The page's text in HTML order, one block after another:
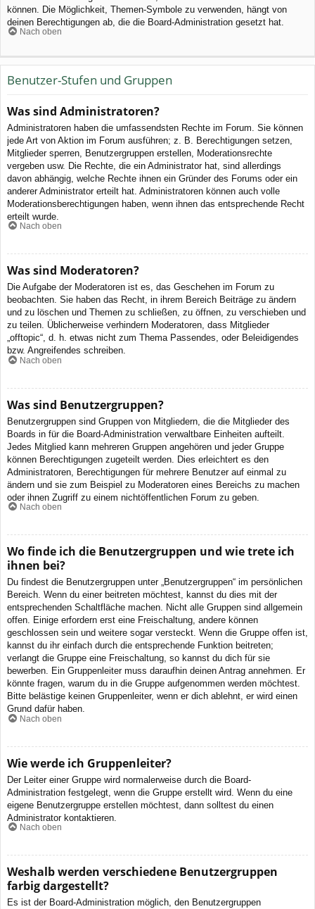
können. Die Möglichkeit, Themen-Symbole zu verwenden, hängt von
deinen Berechtigungen ab, die die Board-Administration gesetzt hat.
Nach oben
Benutzer-Stufen und Gruppen
Was sind Administratoren?
Administratoren haben die umfassendsten Rechte im Forum. Sie können
jede Art von Aktion im Forum ausführen; z. B. Berechtigungen setzen,
Mitglieder sperren, Benutzergruppen erstellen, Moderationsrechte
vergeben usw. Die Rechte, die ein Administrator hat, sind allerdings
davon abhängig, welche Rechte ihnen ein Gründer des Forums oder ein
anderer Administrator erteilt hat. Administratoren können auch volle
Moderationsberechtigungen haben, wenn ihnen das entsprechende Recht
erteilt wurde.
Nach oben
Was sind Moderatoren?
Die Aufgabe der Moderatoren ist es, das Geschehen im Forum zu
beobachten. Sie haben das Recht, in ihrem Bereich Beiträge zu ändern
und zu löschen und Themen zu schließen, zu öffnen, zu verschieben und
zu teilen. Üblicherweise verhindern Moderatoren, dass Mitglieder
„offtopic“, d. h. etwas nicht zum Thema Passendes, oder Beleidigendes
bzw. Angreifendes schreiben.
Nach oben
Was sind Benutzergruppen?
Benutzergruppen sind Gruppen von Mitgliedern, die die Mitglieder des
Boards in für die Board-Administration verwaltbare Einheiten aufteilt.
Jedes Mitglied kann mehreren Gruppen angehören und jeder Gruppe
können Berechtigungen zugeteilt werden. Dies erleichtert es den
Administratoren, Berechtigungen für mehrere Benutzer auf einmal zu
ändern und sie zum Beispiel zu Moderatoren eines Bereichs zu machen
oder ihnen Zugriff zu einem nichtöffentlichen Forum zu geben.
Nach oben
Wo finde ich die Benutzergruppen und wie trete ich
ihnen bei?
Du findest die Benutzergruppen unter „Benutzergruppen“ im persönlichen
Bereich. Wenn du einer beitreten möchtest, kannst du dies mit der
entsprechenden Schaltfläche machen. Nicht alle Gruppen sind allgemein
offen. Einige erfordern erst eine Freischaltung, andere können
geschlossen sein und weitere sogar versteckt. Wenn die Gruppe offen ist,
kannst du ihr einfach durch die entsprechende Funktion beitreten;
verlangt die Gruppe eine Freischaltung, so kannst du dich für sie
bewerben. Ein Gruppenleiter muss daraufhin deinen Antrag annehmen. Er
könnte fragen, warum du in die Gruppe aufgenommen werden möchtest.
Bitte belästige keinen Gruppenleiter, wenn er dich ablehnt, er wird einen
Grund dafür haben.
Nach oben
Wie werde ich Gruppenleiter?
Der Leiter einer Gruppe wird normalerweise durch die Board-
Administration festgelegt, wenn die Gruppe erstellt wird. Wenn du eine
eigene Benutzergruppe erstellen möchtest, dann solltest du einen
Administrator kontaktieren.
Nach oben
Weshalb werden verschiedene Benutzergruppen
farbig dargestellt?
Es ist der Board-Administration möglich, den Benutzergruppen